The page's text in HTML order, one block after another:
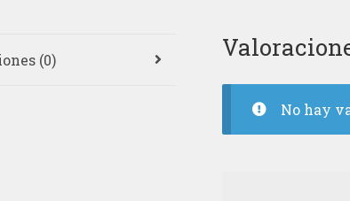
(0)
No hay